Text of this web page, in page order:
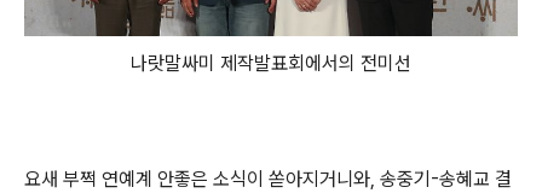
나랏말싸미 제작발표회에서의 전미선
요새 부쩍 연예계 안좋은 소식이 쏟아지거니와, 송중기-송혜교 결